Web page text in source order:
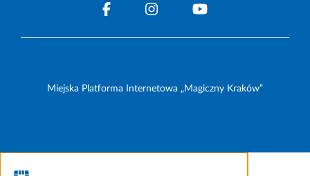
Miejska Platforma Internetowa „Magiczny Kraków”